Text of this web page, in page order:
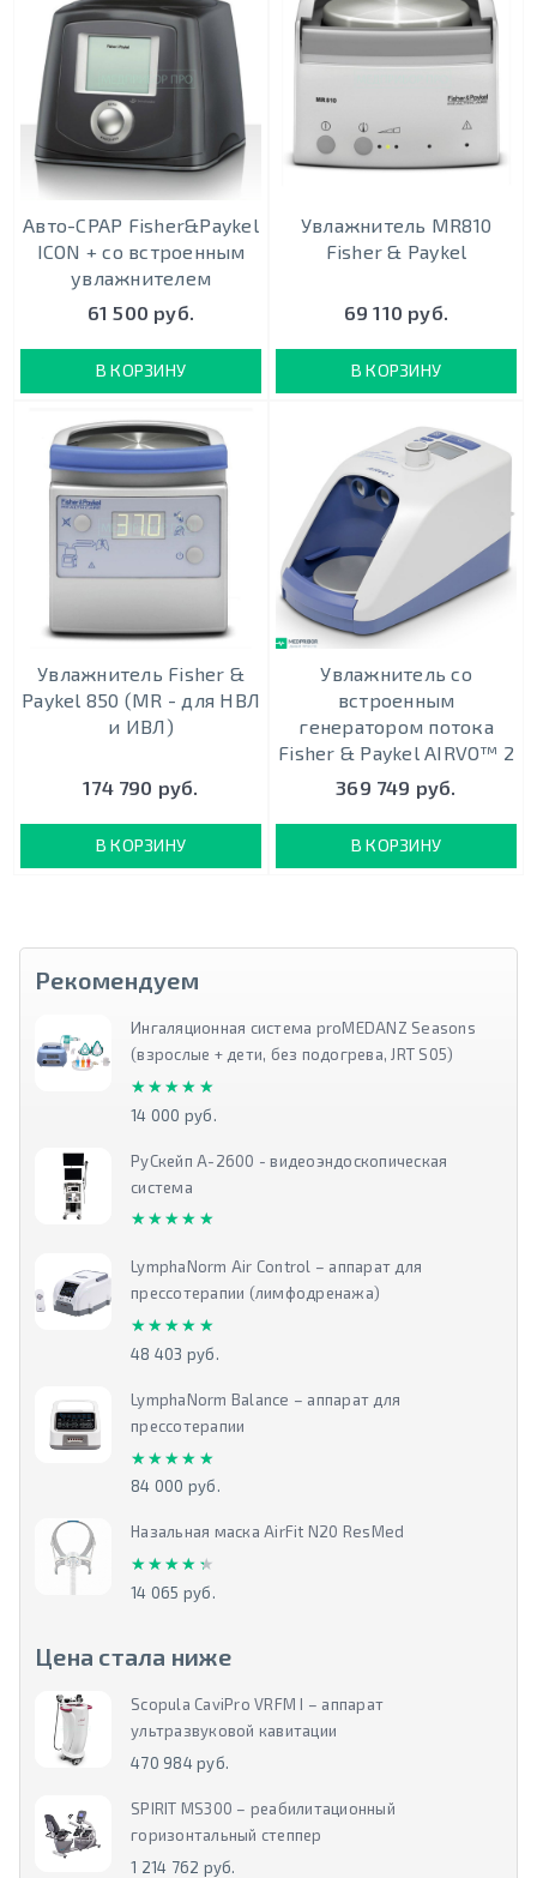
Авто-CPAP Fisher&Paykel
ICON + со встроенным
увлажнителем
61 500 руб.
В КОРЗИНУ
Увлажнитель MR810
Fisher & Paykel
69 110 руб.
В КОРЗИНУ
Увлажнитель Fisher &
Paykel 850 (MR - для НВЛ
и ИВЛ)
174 790 руб.
В КОРЗИНУ
Увлажнитель со
встроенным
генератором потока
Fisher & Paykel AIRVO™ 2
369 749 руб.
В КОРЗИНУ
Рекомендуем
Ингаляционная система proMEDANZ Seasons
(взрослые + дети, без подогрева, JRT S05)
★★★★★
★★★★★
14 000 руб.
РуСкейп А-2600 - видеоэндоскопическая
система
★★★★★
★★★★★
LymphaNorm Air Control – аппарат для
прессотерапии (лимфодренажа)
★★★★★
★★★★★
48 403 руб.
LymphaNorm Balance – аппарат для
прессотерапии
★★★★★
★★★★★
84 000 руб.
Назальная маска AirFit N20 ResMed
★★★★★
★★★★★
14 065 руб.
Цена стала ниже
Scopula CaviPro VRFM I – аппарат
ультразвуковой кавитации
470 984 руб.
SPIRIT MS300 – реабилитационный
горизонтальный степпер
1 214 762 руб.